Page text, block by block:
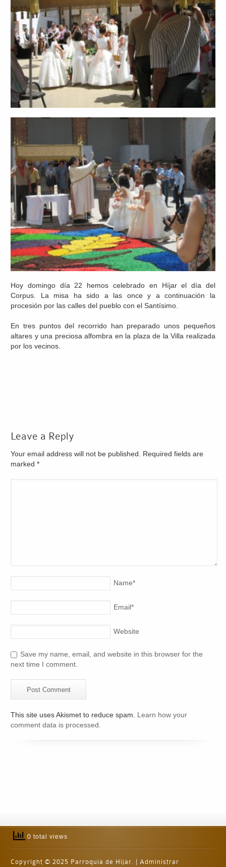
Hoy domingo día 22 hemos celebrado en Híjar el día del
Corpus. La misa ha sido a las once y a continuación la
procesión por las calles del pueblo con el Santísimo.
En tres puntos del recorrido han preparado unos pequeños
altares y una preciosa alfombra en la plaza de la Villa realizada
por los vecinos.
Leave a Reply
Your email address will not be published. Required fields are
marked*
Name*
Email*
Website
Save my name, email, and website in this browser for the
next time I comment.
This site uses Akismet to reduce spam. Learn how your
comment data is processed.
0 total views
Copyright © 2025 Parroquia de Híjar. | Administrar